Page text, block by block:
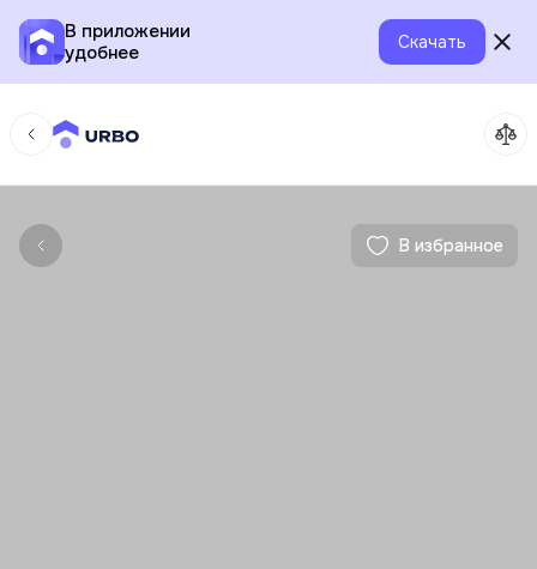
В приложении
удобнее
Скачать
В избранное